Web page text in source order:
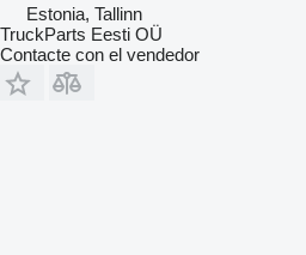
Estonia, Tallinn
TruckParts Eesti OÜ
Contacte con el vendedor